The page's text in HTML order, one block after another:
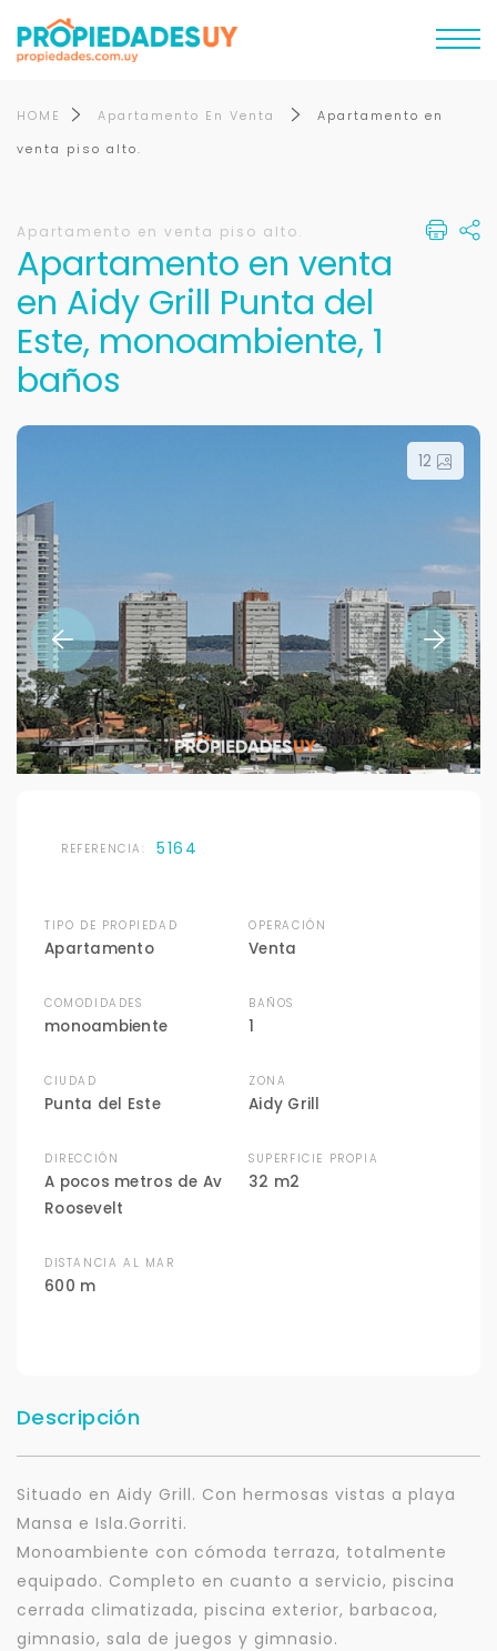
HOME Apartamento En Venta
Apartamento en
venta piso alto.
Apartamento en venta piso alto.
Apartamento en venta
en Aidy Grill Punta del
Este, monoambiente, 1
baños
12
REFERENCIA: 5164
TIPO DE PROPIEDAD
Apartamento
OPERACIÓN
Venta
COMODIDADES
monoambiente
BAÑOS
1
CIUDAD
Punta del Este
ZONA
Aidy Grill
DIRECCIÓN
A pocos metros de Av
Roosevelt
SUPERFICIE PROPIA
32 m2
DISTANCIA AL MAR
600 m
Descripción
Situado en Aidy Grill. Con hermosas vistas a playa
Mansa e Isla.Gorriti.
Monoambiente con cómoda terraza, totalmente
equipado. Completo en cuanto a servicio, piscina
cerrada climatizada, piscina exterior, barbacoa,
gimnasio, sala de juegos y gimnasio.